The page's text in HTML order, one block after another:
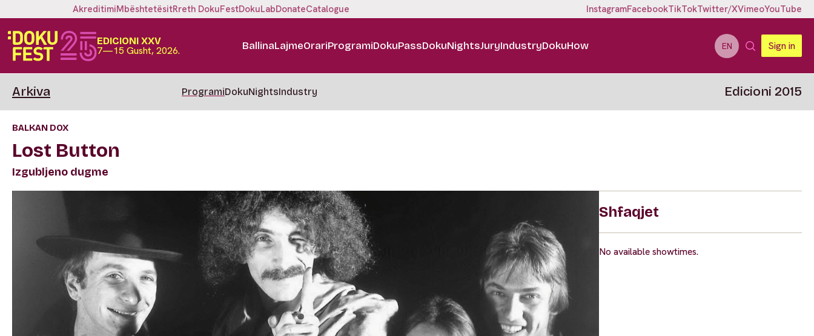
AkreditimiMbështetësitRreth DokuFestDokuLabDonateCatalogue InstagramFacebookTikTokTwitter/XVimeoYouTube
EDICIONI XXV
7—15 Gusht, 2026. BallinaLajmeOrariProgramiDokuPassDokuNightsJuryIndustryDokuHow EN Sign in
Arkiva ProgramiDokuNightsIndustry Edicioni 2015
BALKAN DOX
Lost Button
Izgubljeno dugme
Shfaqjet
No available showtimes.